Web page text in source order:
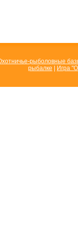
рыболовные
рыбалке
Игра